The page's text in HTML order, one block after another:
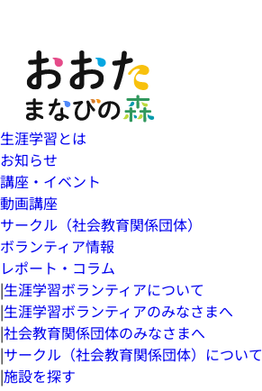
生涯学習とは
お知らせ
講座・イベント
動画講座
サークル（社会教育関係団体）
ボランティア情報
レポート・コラム
|生涯学習ボランティアについて
|生涯学習ボランティアのみなさまへ
|社会教育関係団体のみなさまへ
|サークル（社会教育関係団体）について
|施設を探す